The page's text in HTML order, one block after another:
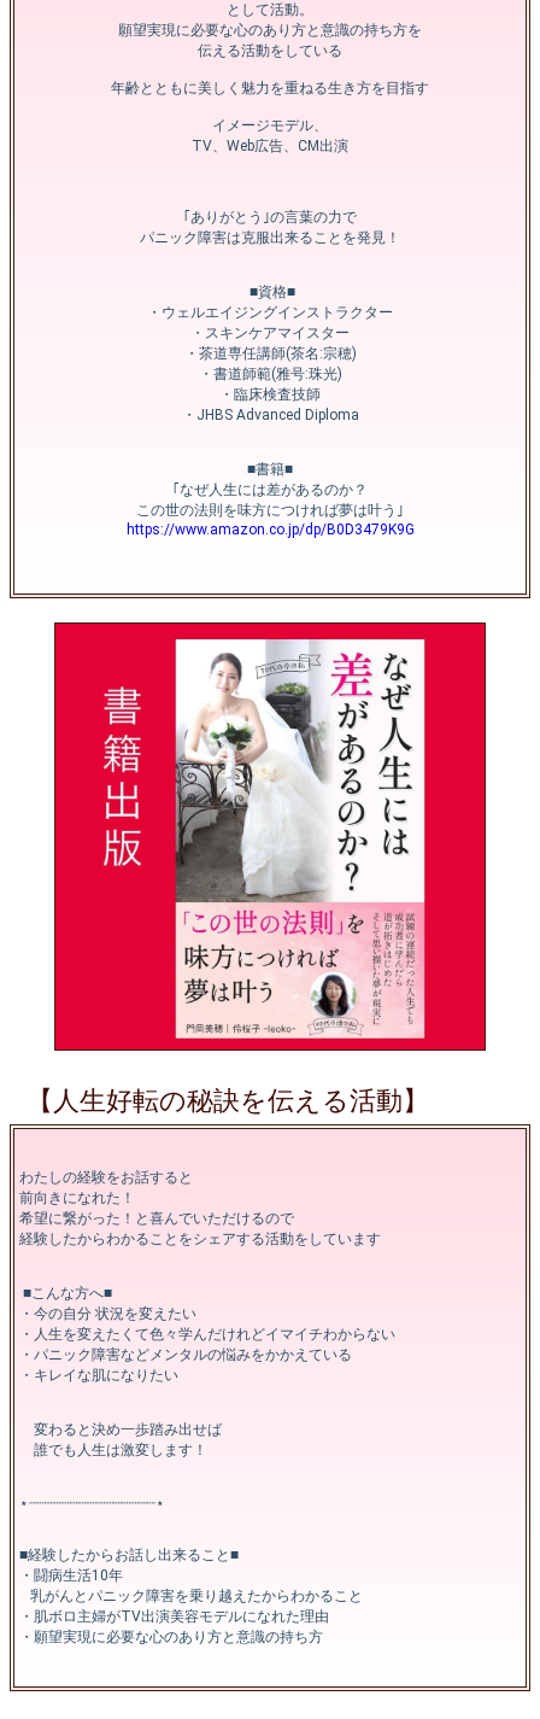
として活動。
願望実現に必要な心のあり方と意識の持ち方を
伝える活動をしている
年齢とともに美しく魅力を重ねる生き方を目指す
イメージモデル、
TV、Web広告、CM出演
｢ありがとう｣の言葉の力で
パニック障害は克服出来ることを発見！
‎ ■資格■
・ウェルエイジングインストラクター
・スキンケアマイスター
・茶道専任講師(茶名:宗穂)
・書道師範(雅号:珠光)
‎・臨床検査技師
・JHBS Advanced Diploma
■書籍■
｢なぜ人生には差があるのか？
この世の法則を味方につければ夢は叶う｣
https://www.amazon.co.jp/dp/B0D3479K9G
【人生好転の秘訣を伝える活動】
わたしの経験をお話すると
前向きになれた！
希望に繋がった！と喜んでいただけるので
経験したからわかることをシェアする活動をしています
■こんな方へ■
・今の自分 状況を変えたい
・人生を変えたくて色々学んだけれどイマイチわからない
・パニック障害などメンタルの悩みをかかえている
・キレイな肌になりたい
変わると決め一歩踏み出せば
誰でも人生は激変します！
⋆┈┈┈┈┈┈┈┈┈┈┈┈┈┈┈⋆
■経験したからお話し出来ること■
・闘病生活10年
乳がんとパニック障害を乗り越えたからわかること
・肌ボロ主婦がTV出演美容モデルになれた理由
・願望実現に必要な心のあり方と意識の持ち方